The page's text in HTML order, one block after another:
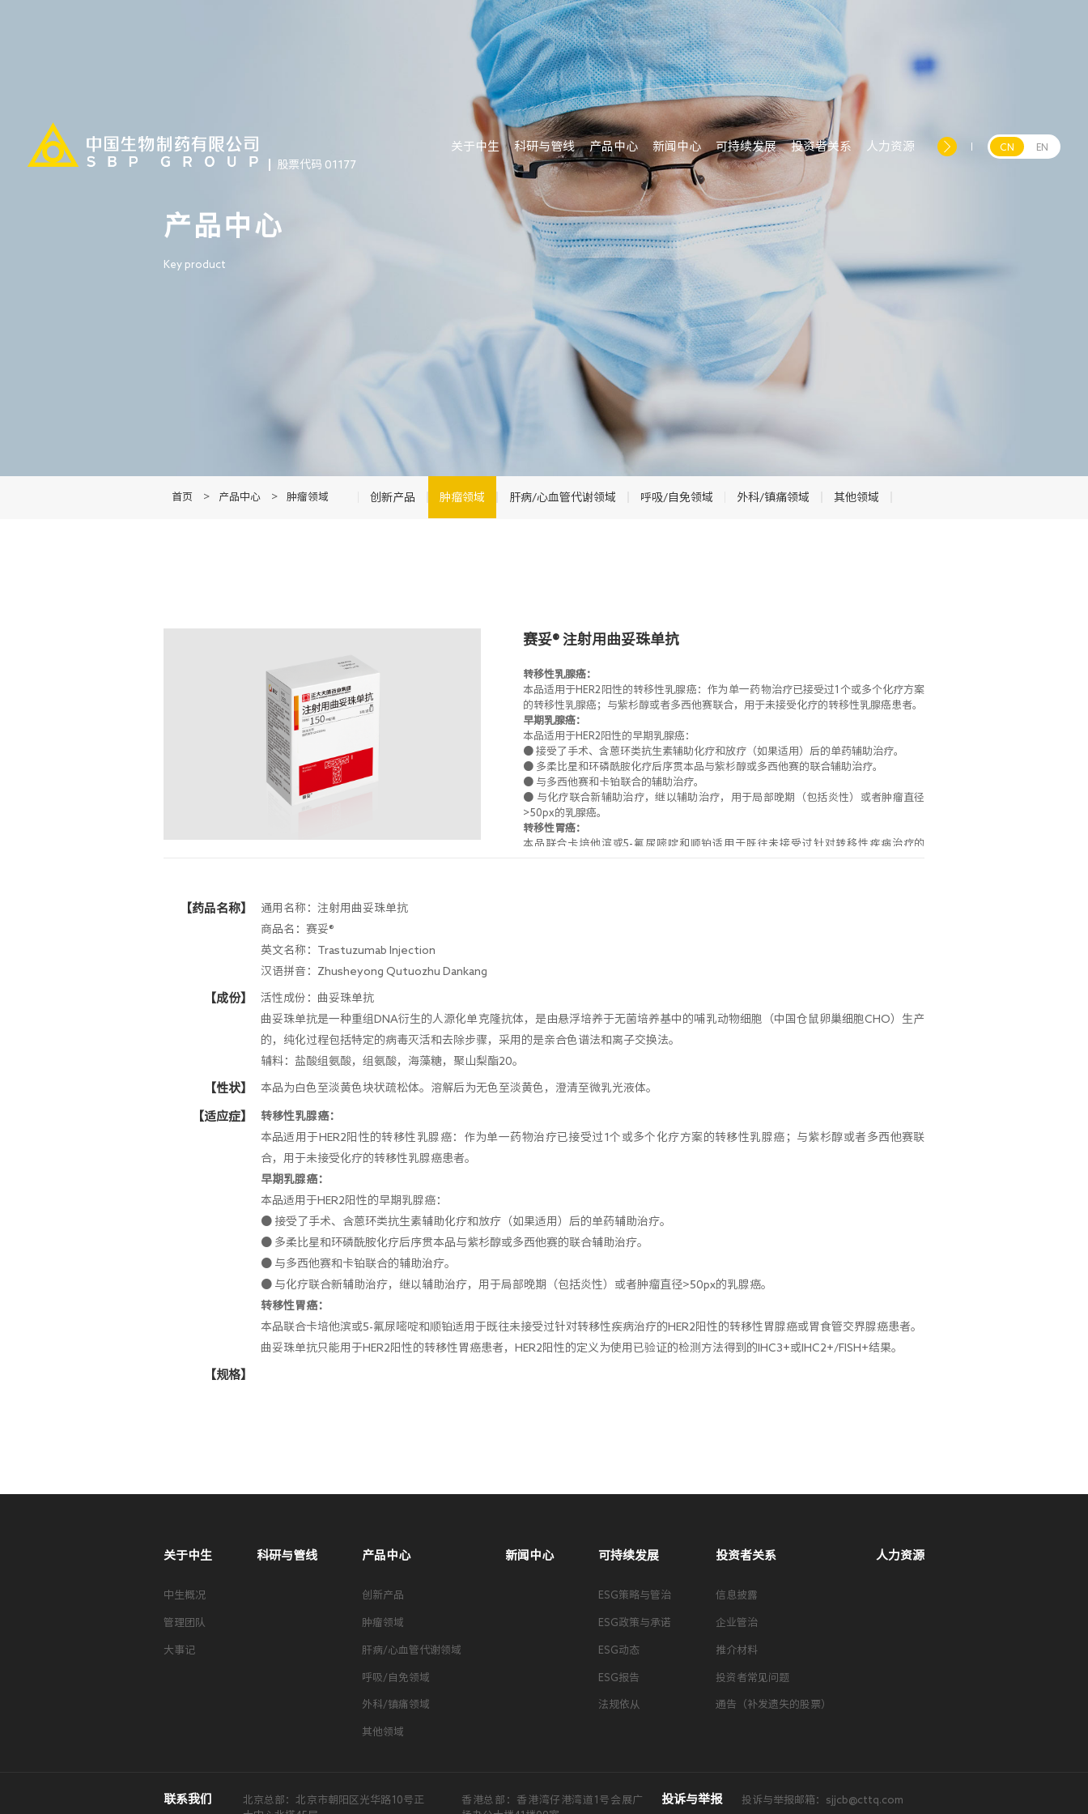
股票代码 01177
关于中生 科研与管线 产品中心 新闻中心 可持续发展 投资者关系 人力资源 CN EN
产品中心
Key product
首页 > 产品中心 > 肿瘤领域 创新产品 肿瘤领域 肝病/心血管代谢领域 呼吸/自免领域 外科/镇痛领域 其他领域
赛妥® 注射用曲妥珠单抗
转移性乳腺癌：
本品适用于HER2阳性的转移性乳腺癌：作为单一药物治疗已接受过1个或多个化疗方案
的转移性乳腺癌；与紫杉醇或者多西他赛联合，用于未接受化疗的转移性乳腺癌患者。
早期乳腺癌：
本品适用于HER2阳性的早期乳腺癌：
● 接受了手术、含蒽环类抗生素辅助化疗和放疗（如果适用）后的单药辅助治疗。
● 多柔比星和环磷酰胺化疗后序贯本品与紫杉醇或多西他赛的联合辅助治疗。
● 与多西他赛和卡铂联合的辅助治疗。
● 与化疗联合新辅助治疗，继以辅助治疗，用于局部晚期（包括炎性）或者肿瘤直径
>50px的乳腺癌。
转移性胃癌：
本品联合卡培他滨或5-氟尿嘧啶和顺铂适用于既往未接受过针对转移性疾病治疗的
【药品名称】
通用名称：注射用曲妥珠单抗
商品名：赛妥®
英文名称：Trastuzumab Injection
汉语拼音：Zhusheyong Qutuozhu Dankang
【成份】
活性成份：曲妥珠单抗
曲妥珠单抗是一种重组DNA衍生的人源化单克隆抗体，是由悬浮培养于无菌培养基中的哺乳动物细胞（中国仓鼠卵巢细胞CHO）生产
的，纯化过程包括特定的病毒灭活和去除步骤，采用的是亲合色谱法和离子交换法。
辅料：盐酸组氨酸，组氨酸，海藻糖，聚山梨酯20。
【性状】 本品为白色至淡黄色块状疏松体。溶解后为无色至淡黄色，澄清至微乳光液体。
【适应症】
转移性乳腺癌：
本品适用于HER2阳性的转移性乳腺癌：作为单一药物治疗已接受过1个或多个化疗方案的转移性乳腺癌；与紫杉醇或者多西他赛联
合，用于未接受化疗的转移性乳腺癌患者。
早期乳腺癌：
本品适用于HER2阳性的早期乳腺癌：
● 接受了手术、含蒽环类抗生素辅助化疗和放疗（如果适用）后的单药辅助治疗。
● 多柔比星和环磷酰胺化疗后序贯本品与紫杉醇或多西他赛的联合辅助治疗。
● 与多西他赛和卡铂联合的辅助治疗。
● 与化疗联合新辅助治疗，继以辅助治疗，用于局部晚期（包括炎性）或者肿瘤直径>50px的乳腺癌。
转移性胃癌：
本品联合卡培他滨或5-氟尿嘧啶和顺铂适用于既往未接受过针对转移性疾病治疗的HER2阳性的转移性胃腺癌或胃食管交界腺癌患者。
曲妥珠单抗只能用于HER2阳性的转移性胃癌患者，HER2阳性的定义为使用已验证的检测方法得到的IHC3+或IHC2+/FISH+结果。
【规格】
关于中生
中生概况
管理团队
大事记
科研与管线 产品中心
创新产品
肿瘤领域
肝病/心血管代谢领域
呼吸/自免领域
外科/镇痛领域
其他领域
新闻中心 可持续发展
ESG策略与管治
ESG政策与承诺
ESG动态
ESG报告
法规依从
投资者关系
信息披露
企业管治
推介材料
投资者常见问题
通告（补发遗失的股票）
人力资源
联系我们
北京总部：北京市朝阳区光华路10号正
香港总部：香港湾仔港湾道1号会展广
投诉与举报 投诉与举报邮箱：sjjcb@cttq.com